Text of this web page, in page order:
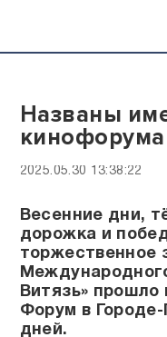
Названы
кинофорума
2025.05.30 13:38:22
Весенние дни,
дорожка и
торжественное
Витязь» прошло
Форум в
дней.